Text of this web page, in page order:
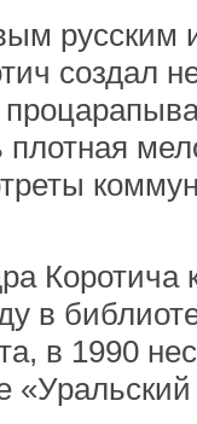
русским
создал
Коротича
в
в 1990